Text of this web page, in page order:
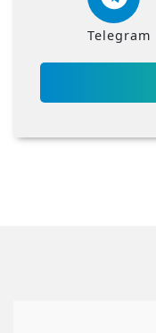
Telegram